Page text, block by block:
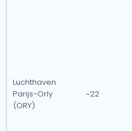
Luchthaven
Parijs-Orly
(ORY)
~22